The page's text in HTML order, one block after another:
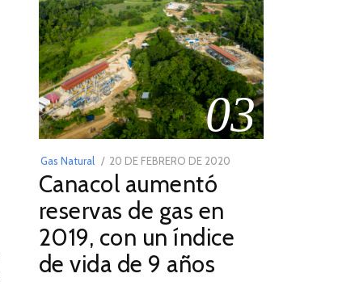
03
Gas Natural
POSTED
ON
20 DE FEBRERO DE 2020
2025
Canacol aumentó
reservas de gas en
2019, con un índice
de vida de 9 años